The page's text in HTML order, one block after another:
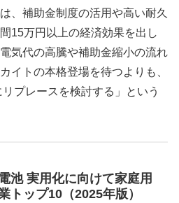
、補助金制度の活用や高い耐久
15万円以上の経済効果を出し
気代の高騰や補助金縮小の流れ
イトの本格登場を待つよりも、
プレースを検討する」という
池 実用化に向けて家庭用
トップ10（2025年版）